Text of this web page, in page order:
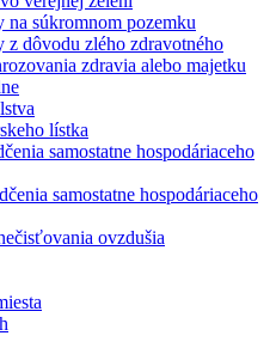
súkromnom pozemku
dôvodu zlého zdravotného
zdravia alebo majetku
lístka
samostatne hospodáriaceho
samostatne hospodáriaceho
ovzdušia